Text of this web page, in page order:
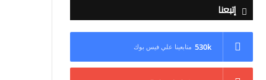
إتبعنا
530k متابعينا علي فيس بوك